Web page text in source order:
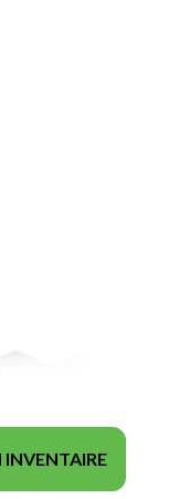
INVENTAIRE